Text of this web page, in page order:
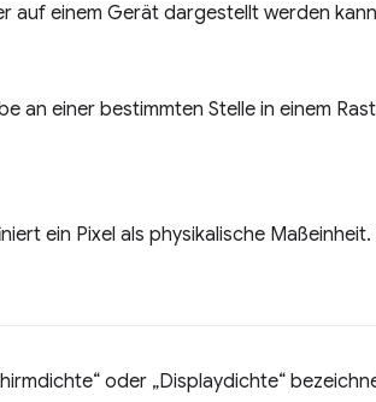
auf einem Gerät dargestellt werden
an einer bestimmten Stelle in einem
ein Pixel als physikalische Maßeinheit.
oder „Displaydichte“